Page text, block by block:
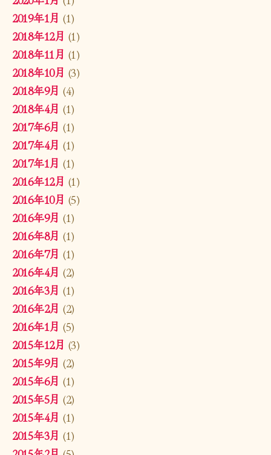
2019年1月 (1)
2018年12月 (1)
2018年11月 (1)
2018年10月 (3)
2018年9月 (4)
2018年4月 (1)
2017年6月 (1)
2017年4月 (1)
2017年1月 (1)
2016年12月 (1)
2016年10月 (5)
2016年9月 (1)
2016年8月 (1)
2016年7月 (1)
2016年4月 (2)
2016年3月 (1)
2016年2月 (2)
2016年1月 (5)
2015年12月 (3)
2015年9月 (2)
2015年6月 (1)
2015年5月 (2)
2015年4月 (1)
2015年3月 (1)